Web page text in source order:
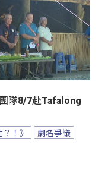
隊8/7赴Tafalong
！》
劇名爭議